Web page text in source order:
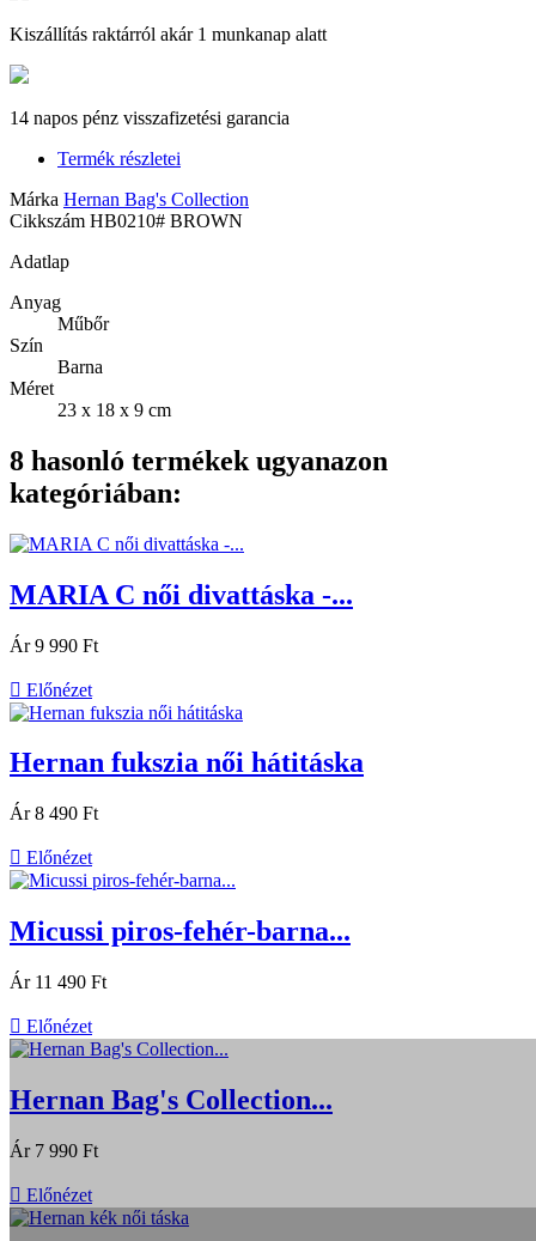
Kiszállítás raktárról akár 1 munkanap alatt
14 napos pénz visszafizetési garancia
Termék részletei
Márka Hernan Bag's Collection
Cikkszám HB0210# BROWN
Adatlap
Anyag
Műbőr
Szín
Barna
Méret
23 x 18 x 9 cm
8 hasonló termékek ugyanazon
kategóriában:
MARIA C női divattáska -...
Ár 9 990 Ft
 Előnézet
Hernan fukszia női hátitáska
Ár 8 490 Ft
 Előnézet
Micussi piros-fehér-barna...
Ár 11 490 Ft
 Előnézet
Hernan Bag's Collection...
Ár 7 990 Ft
 Előnézet